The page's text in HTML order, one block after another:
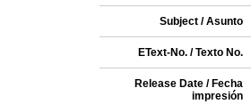
Subject / Asunto
EText-No. / Texto No.
Release Date / Fecha
impresión